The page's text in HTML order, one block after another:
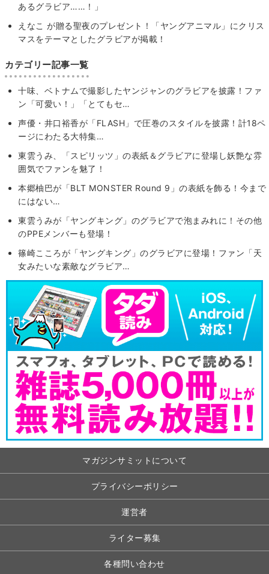
あるグラビア……！」
えなこ が贈る聖夜のプレゼント！「ヤングアニマル」にクリス
マスをテーマとしたグラビアが掲載！
カテゴリー記事一覧
十味、ベトナムで撮影したヤンジャンのグラビアを披露！ファ
ン「可愛い！」「とてもセ…
声優・井口裕香が「FLASH」で圧巻のスタイルを披露！計18ペ
ージにわたる大特集…
東雲うみ、「スピリッツ」の表紙＆グラビアに登場し妖艶な雰
囲気でファンを魅了！
本郷柚巴が「BLT MONSTER Round 9」の表紙を飾る！今まで
にはない…
東雲うみが「ヤングキング」のグラビアで泡まみれに！その他
のPPEメンバーも登場！
篠崎こころが「ヤングキング」のグラビアに登場！ファン「天
女みたいな素敵なグラビア…
マガジンサミットについて
プライバシーポリシー
運営者
ライター募集
各種問い合わせ